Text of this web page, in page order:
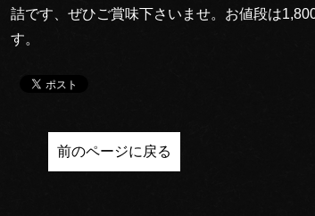
詰です、ぜひご賞味下さいませ。お値段は
す。
前のページに戻る